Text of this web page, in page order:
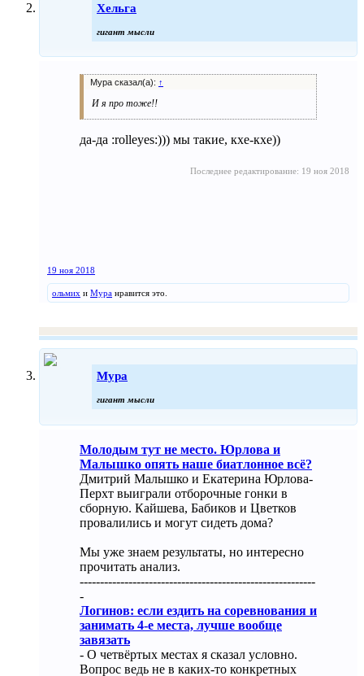
Хельга
гигант мысли
Мура сказал(а): ↑
И я про тоже!!
да-да :rolleyes:))) мы такие, кхе-кхе))
Последнее редактирование: 19 ноя 2018
19 ноя 2018
ольмих и Мура нравится это.
Мура
гигант мысли
Молодым тут не место. Юрлова и
Малышко опять наше биатлонное всё?
Дмитрий Малышко и Екатерина Юрлова-
Перхт выиграли отборочные гонки в
сборную. Кайшева, Бабиков и Цветков
провалились и могут сидеть дома?
Мы уже знаем результаты, но интересно
прочитать анализ.
----------------------------------------------------------
-
Логинов: если ездить на соревнования и
занимать 4-е места, лучше вообще
завязать
- О четвёртых местах я сказал условно.
Вопрос ведь не в каких-то конкретных